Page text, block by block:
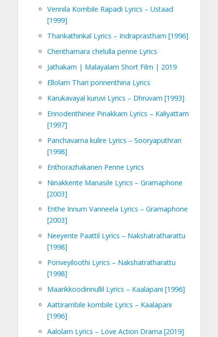
Vennila Kombile Rapadi Lyrics – Ustaad
[1999]
Thankathinkal Lyrics – Indraprastham [1996]
Chenthamara chelulla penne Lyrics
Jathakam | Malayalam Short Film | 2019
Ellolam Thari ponnenthina Lyrics
Karukavayal kuruvi Lyrics – Dhruvam [1993]
Ennodenthinee Pinakkam Lyrics – Kaliyattam
[1997]
Panchavarna kulire Lyrics – Sooryaputhran
[1998]
Enthorazhakanen Penne Lyrics
Ninakkente Manasile Lyrics – Gramaphone
[2003]
Enthe Innum Vanneela Lyrics – Gramaphone
[2003]
Neeyente Paattil Lyrics – Nakshatratharattu
[1998]
Ponveyiloothi Lyrics – Nakshatratharattu
[1998]
Maarikkoodinnullil Lyrics – Kaalapani [1996]
Aattirambile kombile Lyrics – Kaalapani
[1996]
Aalolam Lyrics – Love Action Drama [2019]